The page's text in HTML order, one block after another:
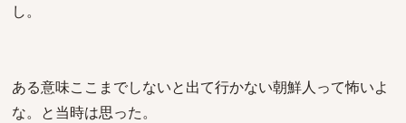
し。
ある意味ここまでしないと出て行かない朝鮮人って怖いよ
な。と当時は思った。